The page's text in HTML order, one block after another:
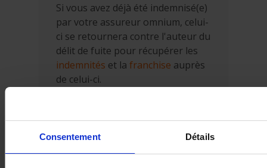
Consentement Détails
Si vous avez déjà été indemnisé(e)
par votre assureur omnium, celui-
ci se retournera contre l'auteur du
délit de fuite pour récupérer les
indemnités et lafranchise auprès
de celui-ci.
RDRest possible. Si ce n'est pas le
cas, le mieux est de vous adresser